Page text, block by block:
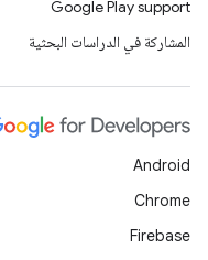
Google Play support
المشاركة في الدراسات البحثية
Android
Chrome
Firebase